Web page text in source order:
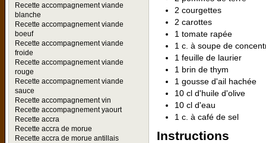
Recette accompagnement viande
blanche
Recette accompagnement viande
boeuf
Recette accompagnement viande
froide
Recette accompagnement viande
rouge
Recette accompagnement viande
sauce
Recette accompagnement vin
Recette accompagnement yaourt
Recette accra
Recette accra de morue
Recette accra de morue antillais
2 courgettes
2 carottes
1 tomate rapée
1 c. à soupe de
1 feuille de laurier
1 brin de thym
1 gousse d'ail hachée
10 cl d'huile d'olive
10 cl d'eau
1 c. à café de sel
Instructions